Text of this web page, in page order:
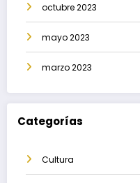
octubre 2023
mayo 2023
marzo 2023
Categorías
Cultura